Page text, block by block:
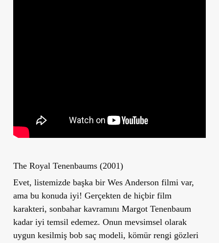
The Royal Tenenbaums (2001)
Evet, listemizde başka bir Wes Anderson filmi var,
ama bu konuda iyi! Gerçekten de hiçbir film
karakteri, sonbahar kavramını Margot Tenenbaum
kadar iyi temsil edemez. Onun mevsimsel olarak
uygun kesilmiş bob saç modeli, kömür rengi gözleri